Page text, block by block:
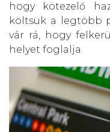
hogy kötezelő
költsük a legtöbb
vár rá, hogy
helyet foglalja.